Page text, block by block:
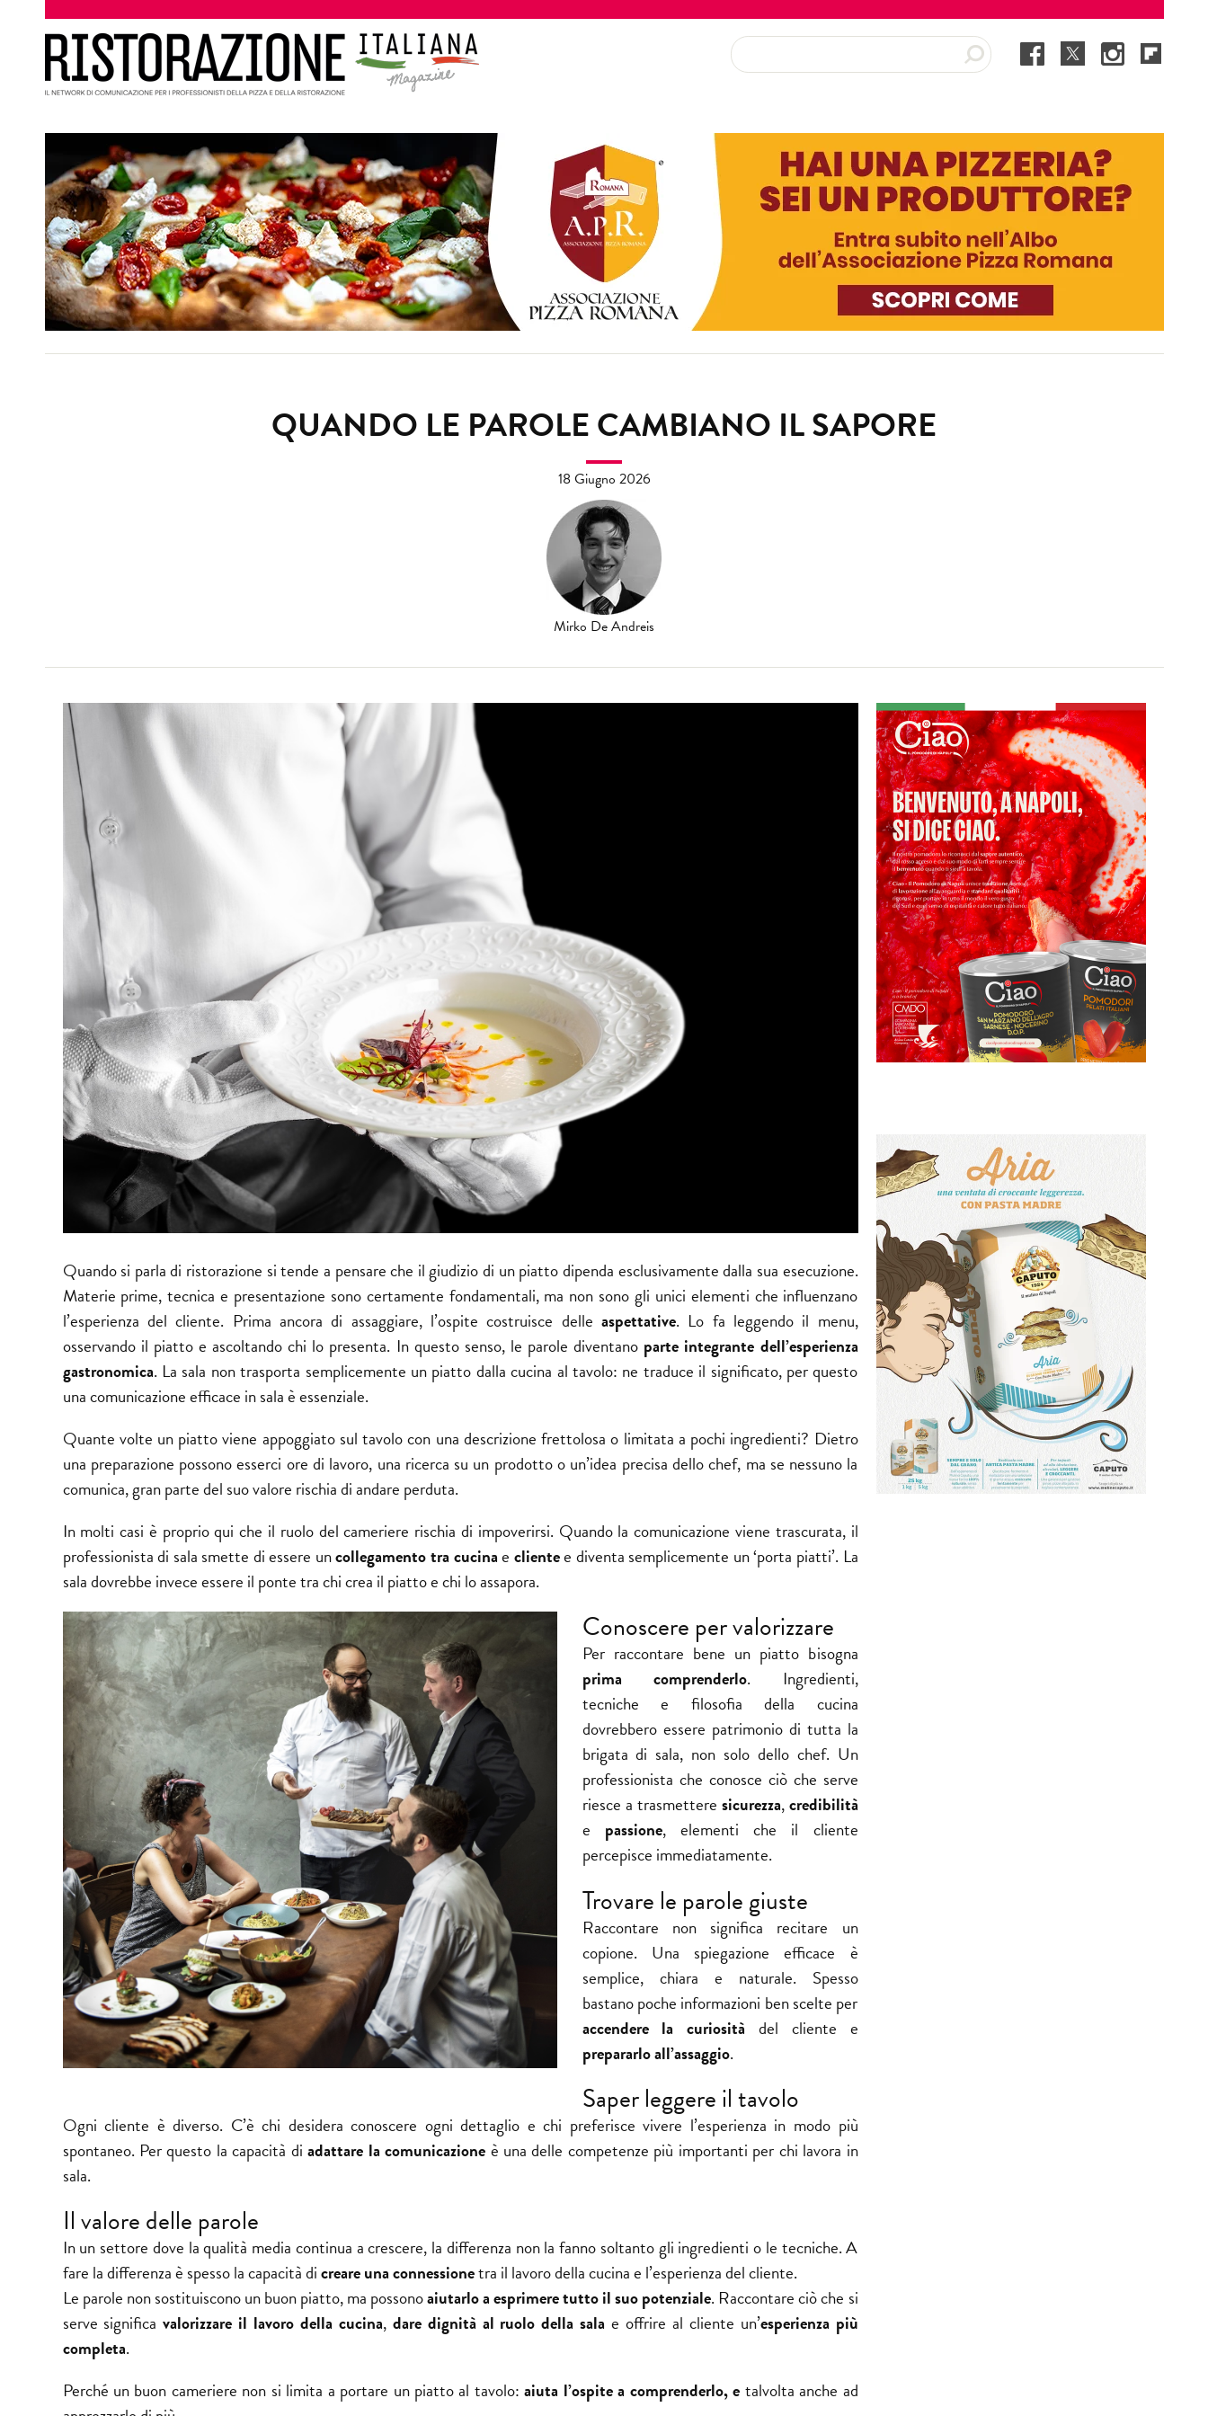
QUANDO LE PAROLE CAMBIANO IL SAPORE
18 Giugno 2026
Mirko De Andreis
Quando si parla di ristorazione si tende a pensare che il giudizio di un piatto dipenda esclusivamente dalla sua esecuzione.
Materie prime, tecnica e presentazione sono certamente fondamentali, ma non sono gli unici elementi che influenzano
l’esperienza del cliente. Prima ancora di assaggiare, l’ospite costruisce delle aspettative. Lo fa leggendo il menu,
osservando il piatto e ascoltando chi lo presenta. In questo senso, le parole diventano parte integrante dell’esperienza
gastronomica. La sala non trasporta semplicemente un piatto dalla cucina al tavolo: ne traduce il significato, per questo
una comunicazione efficace in sala è essenziale.
Quante volte un piatto viene appoggiato sul tavolo con una descrizione frettolosa o limitata a pochi ingredienti? Dietro
una preparazione possono esserci ore di lavoro, una ricerca su un prodotto o un’idea precisa dello chef, ma se nessuno la
comunica, gran parte del suo valore rischia di andare perduta.
In molti casi è proprio qui che il ruolo del cameriere rischia di impoverirsi. Quando la comunicazione viene trascurata, il
professionista di sala smette di essere uncollegamento tra cucinae clientee diventa semplicemente un ‘porta piatti’. La
sala dovrebbe invece essere il ponte tra chi crea il piatto e chi lo assapora.
Conoscere per valorizzare
Per raccontare bene un piatto bisogna
prima comprenderlo. Ingredienti,
tecniche e filosofia della cucina
dovrebbero essere patrimonio di tutta la
brigata di sala, non solo dello chef. Un
professionista che conosce ciò che serve
riesce a trasmettere sicurezza,credibilità
e passione, elementi che il cliente
percepisce immediatamente.
Trovare le parole giuste
Raccontare non significa recitare un
copione. Una spiegazione efficace è
semplice, chiara e naturale. Spesso
bastano poche informazioni ben scelte per
accendere la curiosità del cliente e
prepararlo all’assaggio.
Saper leggere il tavolo
Ogni cliente è diverso. C’è chi desidera conoscere ogni dettaglio e chi preferisce vivere l’esperienza in modo più
spontaneo. Per questo la capacità diadattare la comunicazione è una delle competenze più importanti per chi lavora in
sala.
Il valore delle parole
In un settore dove la qualità media continua a crescere, la differenza non la fanno soltanto gli ingredienti o le tecniche. A
fare la differenza è spesso la capacità dicreare una connessionetra il lavoro della cucina e l’esperienza del cliente.
Le parole non sostituiscono un buon piatto, ma possonoaiutarlo a esprimere tutto il suo potenziale. Raccontare ciò che si
serve significavalorizzare il lavoro della cucina, dare dignità al ruolo della sala e offrire al cliente un’esperienza più
completa.
Perché un buon cameriere non si limita a portare un piatto al tavolo:aiuta l’ospite a comprenderlo, e talvolta anche ad